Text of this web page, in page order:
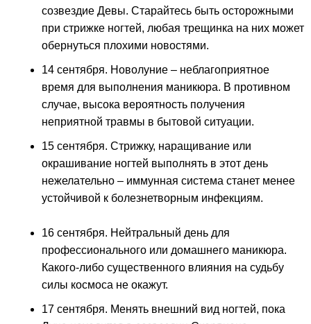
созвездие Девы. Старайтесь быть осторожными
при стрижке ногтей, любая трещинка на них может
обернуться плохими новостями.
14 сентября. Новолуние – неблагоприятное
время для выполнения маникюра. В противном
случае, высока вероятность получения
неприятной травмы в бытовой ситуации.
15 сентября. Стрижку, наращивание или
окрашивание ногтей выполнять в этот день
нежелательно – иммунная система станет менее
устойчивой к болезнетворным инфекциям.
16 сентября. Нейтральный день для
профессионального или домашнего маникюра.
Какого-либо существенного влияния на судьбу
силы космоса не окажут.
17 сентября. Менять внешний вид ногтей, пока